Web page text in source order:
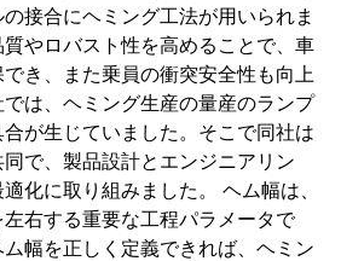
接合にヘミング工法が用いられま
やロバスト性を高めることで、車
き、また乗員の衝突安全性も向上
は、ヘミング生産の量産のランプ
が生じていました。そこで同社は
で、製品設計とエンジニアリン
化に取り組みました。 ヘム幅は、
右する重要な工程パラメータで
幅を正しく定義できれば、ヘミン